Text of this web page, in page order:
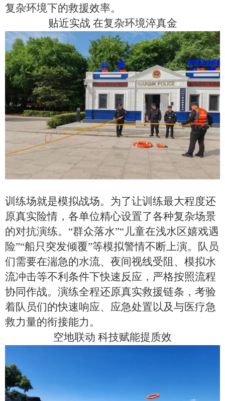
复杂环境下的救援效率。
贴近实战 在复杂环境淬真金
训练场就是模拟战场。为了让训练最大程度还
原真实险情，各单位精心设置了各种复杂场景
的对抗演练。“群众落水”“儿童在浅水区嬉戏遇
险”“船只突发倾覆”等模拟警情不断上演。队员
们需要在湍急的水流、夜间视线受阻、模拟水
流冲击等不利条件下快速反应，严格按照流程
协同作战。演练全程还原真实救援链条，考验
着队员们的快速响应、应急处置以及与医疗急
救力量的衔接能力。
空地联动 科技赋能提质效